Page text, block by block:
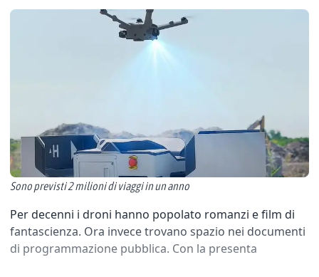
Sono previsti 2 milioni di viaggi in un anno
Per decenni i droni hanno popolato romanzi e film di
fantascienza. Ora invece trovano spazio nei documenti
di programmazione pubblica. Con la presenta